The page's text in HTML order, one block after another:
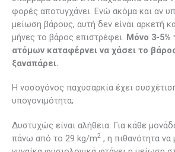
φορές αποτυγχάνει. Ενώ ακόμα και αν
μείωση βάρους, αυτή δεν είναι αρκετή
μήνες το βάρος επιστρέφει. Μόνο 3-
ατόμων καταφέρνει να χάσει το
ξαναπάρει.
Η νοσογόνος παχυσαρκία έχει
υπογονιμότητα;
Δυστυχώς είναι αλήθεια. Για κάθε
πάνω από το 29 kg/m2 , η πιθανότητα να